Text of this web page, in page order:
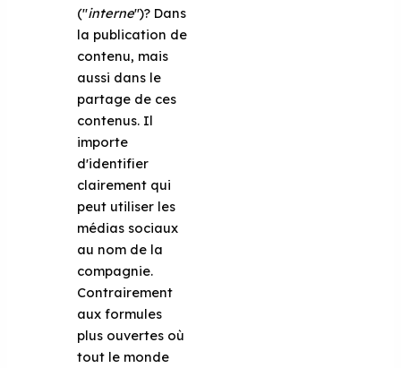
("interne")? Dans
la publication de
contenu, mais
aussi dans le
partage de ces
contenus. Il
importe
d'identifier
clairement qui
peut utiliser les
médias sociaux
au nom de la
compagnie.
Contrairement
aux formules
plus ouvertes où
tout le monde